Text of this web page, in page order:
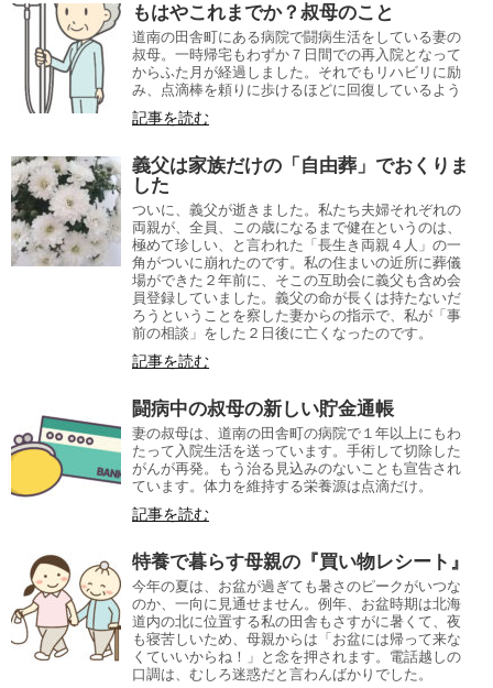
もはやこれまでか？叔母のこと
道南の田舎町にある病院で闘病生活をしている妻の
叔母。一時帰宅もわずか７日間での再入院となって
からふた月が経過しました。それでもリハビリに励
み、点滴棒を頼りに歩けるほどに回復しているよう
記事を読む
義父は家族だけの「自由葬」でおくりま
した
ついに、義父が逝きました。私たち夫婦それぞれの
両親が、全員、この歳になるまで健在というのは、
極めて珍しい、と言われた「長生き両親４人」の一
角がついに崩れたのです。私の住まいの近所に葬儀
場ができた２年前に、そこの互助会に義父も含め会
員登録していました。義父の命が長くは持たないだ
ろうということを察した妻からの指示で、私が「事
前の相談」をした２日後に亡くなったのです。
記事を読む
闘病中の叔母の新しい貯金通帳
妻の叔母は、道南の田舎町の病院で１年以上にもわ
たって入院生活を送っています。手術して切除した
がんが再発。もう治る見込みのないことも宣告され
ています。体力を維持する栄養源は点滴だけ。
記事を読む
特養で暮らす母親の『買い物レシート』
今年の夏は、お盆が過ぎても暑さのピークがいつな
のか、一向に見通せません。例年、お盆時期は北海
道内の北に位置する私の田舎もさすがに暑くて、夜
も寝苦しいため、母親からは「お盆には帰って来な
くていいからね！」と念を押されます。電話越しの
口調は、むしろ迷惑だと言わんばかりでした。